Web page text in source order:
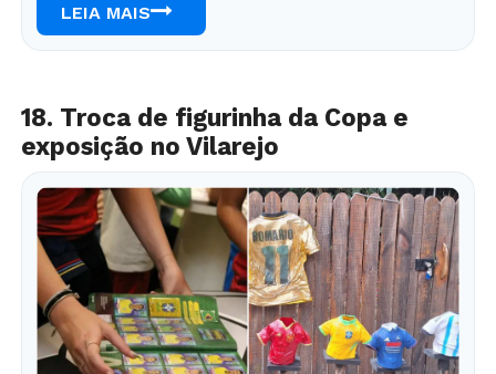
LEIA MAIS
18. Troca de figurinha da Copa e
exposição no Vilarejo